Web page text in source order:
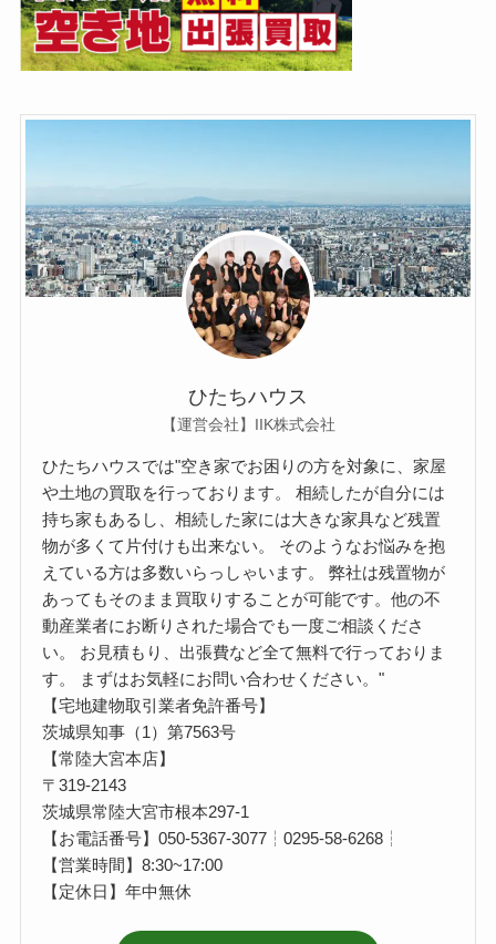
ひたちハウス
【運営会社】IIK株式会社
ひたちハウスでは"空き家でお困りの方を対象に、家屋
や土地の買取を行っております。 相続したが自分には
持ち家もあるし、相続した家には大きな家具など残置
物が多くて片付けも出来ない。 そのようなお悩みを抱
えている方は多数いらっしゃいます。 弊社は残置物が
あってもそのまま買取りすることが可能です。他の不
動産業者にお断りされた場合でも一度ご相談くださ
い。 お見積もり、出張費など全て無料で行っておりま
す。 まずはお気軽にお問い合わせください。"
【宅地建物取引業者免許番号】
茨城県知事（1）第7563号
【常陸大宮本店】
〒319-2143
茨城県常陸大宮市根本297-1
【お電話番号】050-5367-3077┆0295-58-6268┆
【営業時間】8:30~17:00
【定休日】年中無休